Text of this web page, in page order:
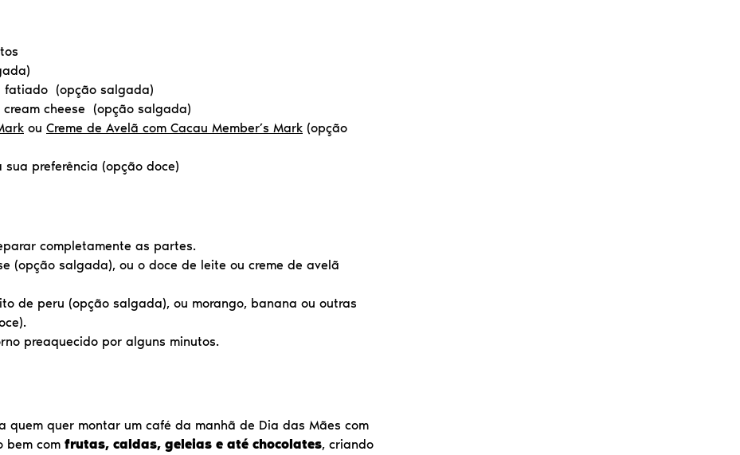
fatiado (opção salgada)
cheese (opção salgada)
ou Creme de Avelã com Cacau Member’s Mark (opção
preferência (opção doce)
completamente as partes.
(opção salgada), ou o doce de leite ou creme de avelã
de peru (opção salgada), ou morango, banana ou outras
preaquecido por alguns minutos.
quem quer montar um café da manhã de Dia das Mães com
bem com frutas, caldas, geleias e até chocolates, criando